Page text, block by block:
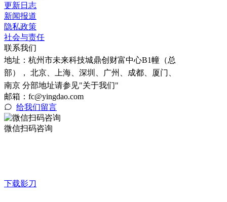
更新日志
新闻报道
隐私政策
社会与责任
联系我们
地址： 杭州市未来科技城鼎创财富中心B1幢（总
部）， 北京、上海、深圳、广州、成都、厦门、
南京 分部地址请参见"关于我们"
邮箱：fc@yingdao.com
给我们留言
微信扫码咨询
下载影刀